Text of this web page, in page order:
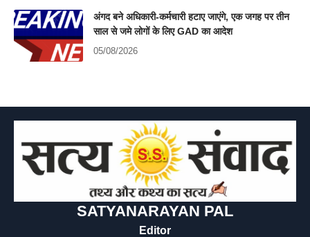
अंगद बने अधिकारी-कर्मचारी हटाए जाएंगे, एक जगह पर तीन
साल से जमे लोगों के लिए GAD का आदेश
05/08/2026
SATYANARAYAN PAL
Editor